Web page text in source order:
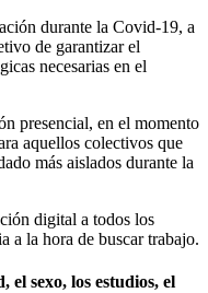
durante la Covid-19, a
de garantizar el
necesarias en el
presencial, en el momento
aquellos colectivos que
más aislados durante la
digital a todos los
a la hora de buscar trabajo.
el sexo, los estudios, el